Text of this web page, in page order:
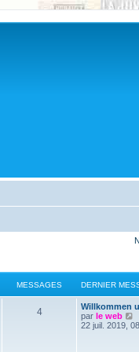
MESSAGES DERNIER
4
Willkommen
par le web
o
22 juil. 2019,